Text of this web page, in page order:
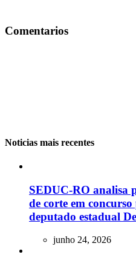
Comentarios
Noticias mais recentes
SEDUC-RO analisa
de corte em
deputado estadual
junho 24, 2026